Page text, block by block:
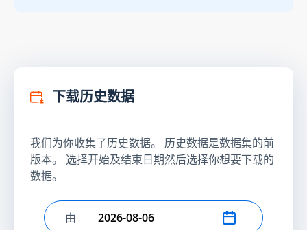
下载历史数据
我们为你收集了历史数据。 历史数据是数据集的前
版本。 选择开始及结束日期然后选择你想要下载的
数据。
选择开始日期
由